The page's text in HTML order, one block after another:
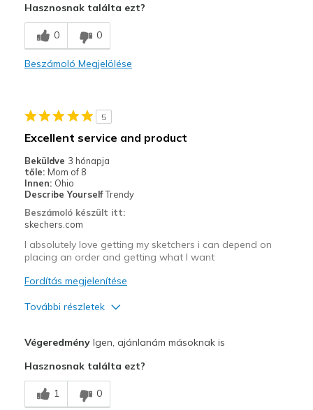
Breathe Well
Comfortable
Casual Wear
Width
Sizing
Feels true to size
View On Shoes
I'm Really Into Shoes
Hasznosnak találta ezt?
0 0
Beszámoló Megjelölése
5
Excellent service and product
Beküldve 3 hónapja
tőle: Mom of 8
Innen: Ohio
Describe YourselfTrendy
Beszámoló készült itt:
skechers.com
I absolutely love getting my sketchers i can depend on
placing an order and getting what I want
Fordítás megjelenítése
További részletek
Legjobb használat
Casual Wear
VégeredményIgen, ajánlanám másoknak is
Hasznosnak találta ezt?
1 0